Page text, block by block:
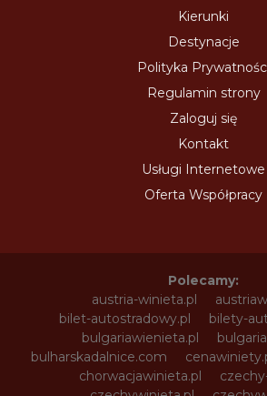
Kierunki
Destynacje
Polityka
Regulamin strony
Zaloguj się
Kontakt
Usługi Internetowe
Oferta Współpracy
Polecamy:
austria-winieta.pl
bilet-autostradowy.pl
bilety-
bulgariawienieta.pl
bulharskadalnice.com
chorwacjawinieta.pl